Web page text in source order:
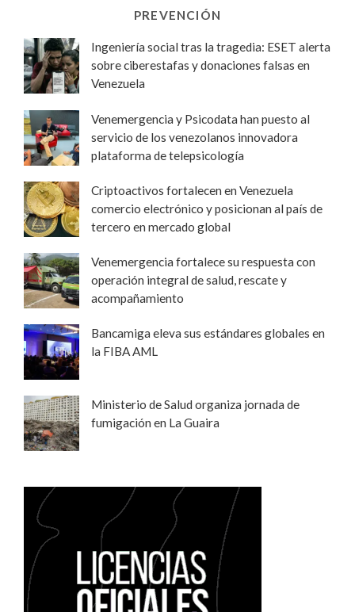
PREVENCIÓN
Ingeniería social tras la tragedia: ESET alerta
sobre ciberestafas y donaciones falsas en
Venezuela
Venemergencia y Psicodata han puesto al
servicio de los venezolanos innovadora
plataforma de telepsicología
Criptoactivos fortalecen en Venezuela
comercio electrónico y posicionan al país de
tercero en mercado global
Venemergencia fortalece su respuesta con
operación integral de salud, rescate y
acompañamiento
Bancamiga eleva sus estándares globales en
la FIBA AML
Ministerio de Salud organiza jornada de
fumigación en La Guaira